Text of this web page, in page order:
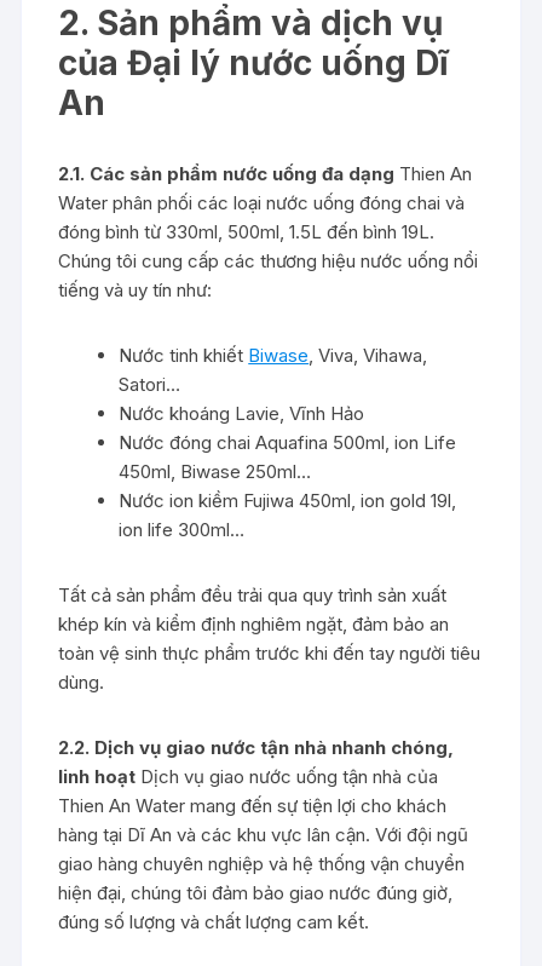
2. Sản phẩm và dịch vụ
của Đại lý nước uống Dĩ
An
2.1. Các sản phẩm nước uống đa dạng Thien An
Water phân phối các loại nước uống đóng chai và
đóng bình từ 330ml, 500ml, 1.5L đến bình 19L.
Chúng tôi cung cấp các thương hiệu nước uống nổi
tiếng và uy tín như:
Nước tinh khiết Biwase, Viva, Vihawa,
Satori…
Nước khoáng Lavie, Vĩnh Hảo
Nước đóng chai Aquafina 500ml, ion Life
450ml, Biwase 250ml…
Nước ion kiềm Fujiwa 450ml, ion gold 19l,
ion life 300ml…
Tất cả sản phẩm đều trải qua quy trình sản xuất
khép kín và kiểm định nghiêm ngặt, đảm bảo an
toàn vệ sinh thực phẩm trước khi đến tay người tiêu
dùng.
2.2. Dịch vụ giao nước tận nhà nhanh chóng,
linh hoạt Dịch vụ giao nước uống tận nhà của
Thien An Water mang đến sự tiện lợi cho khách
hàng tại Dĩ An và các khu vực lân cận. Với đội ngũ
giao hàng chuyên nghiệp và hệ thống vận chuyển
hiện đại, chúng tôi đảm bảo giao nước đúng giờ,
đúng số lượng và chất lượng cam kết.